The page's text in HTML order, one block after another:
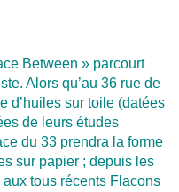
Between » parcourt
Alors qu’au 36 rue de
d’huiles sur toile (datées
de leurs études
du 33 prendra la forme
sur papier ; depuis les
tous récents Flacons